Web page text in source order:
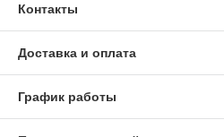
Контакты
Доставка и оплата
График работы